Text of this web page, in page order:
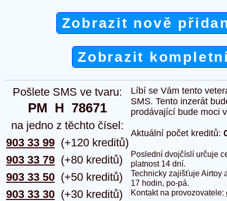
Zobrazit nově
Zobrazit
Pošlete SMS ve tvaru:
PM  H  78671
na jedno z těchto čísel:
903 33 99
903 33 79
903 33 50
903 33 30
(+120 kreditů)
(+80 kreditů)
(+50 kreditů)
(+30 kreditů)
Líbí se Vám tento
SMS. Tento inzerát
prodávající bude moci
Aktuální počet kreditů:
Poslední dvojčíslí určuje
platnost 14 dní.
Technicky zajišťuje Airtoy
17 hodin, po-pá.
Kontakt na provozovatele: